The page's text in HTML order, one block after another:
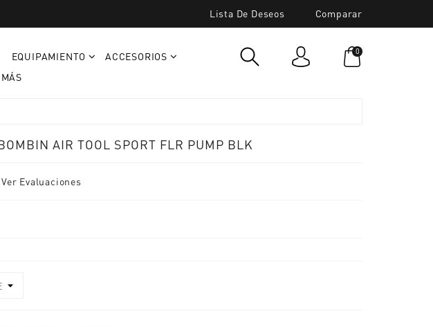
Lista De Deseos Comparar
EQUIPAMIENTO
ACCESORIOS
0
AIR TOOL SPORT FLR PUMP BLK
Ver Evaluaciones